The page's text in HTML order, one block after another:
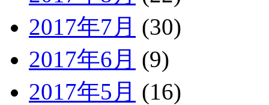
2017年7月 (30)
2017年6月 (9)
2017年5月 (16)